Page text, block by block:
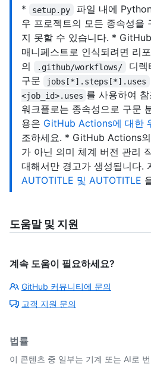
*
setup.py
파일 내에
우 프로젝트의 모든 종속성을
지 못할 수 있습니다. *
매니페스트로 인식되려면 리
의
.github/workflows/
디렉
구문
jobs[*].steps[*].uses
<job_id>.uses 를 사용하여
워크플로는 종속성으로 구문
용은 GitHub Actions에 대한
조하세요. * GitHub Actions
가 아닌 의미 체계 버전 관리
대해서만 경고가 생성됩니다.
AUTOTITLE 및 AUTOTITLE
도움말 및 지원
계속 도움이 필요하세요?
GitHub 커뮤니티에 문의
고객 지원 문의
법률
이 콘텐츠 중 일부는 기계 또는 AI로